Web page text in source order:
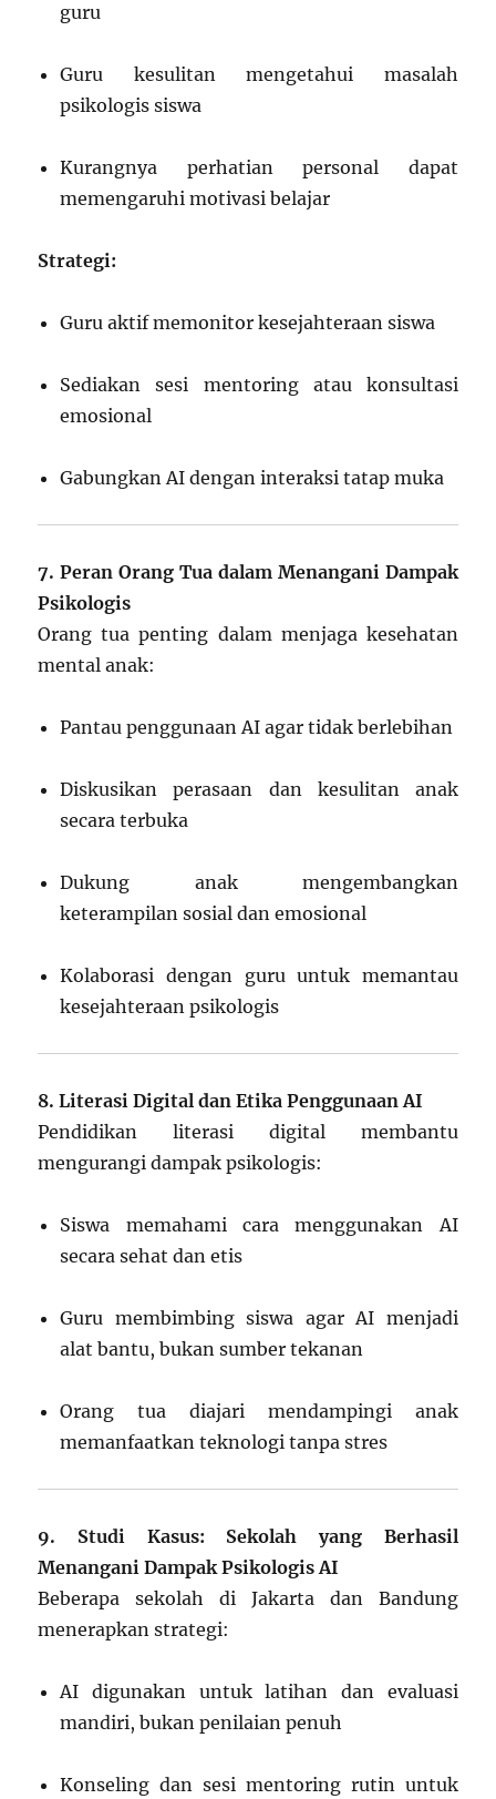
guru
Guru kesulitan mengetahui masalah
psikologis siswa
Kurangnya perhatian personal dapat
memengaruhi motivasi belajar
Strategi:
Guru aktif memonitor kesejahteraan siswa
Sediakan sesi mentoring atau konsultasi
emosional
Gabungkan AI dengan interaksi tatap muka
7. Peran Orang Tua dalam Menangani Dampak
Psikologis
Orang tua penting dalam menjaga kesehatan
mental anak:
Pantau penggunaan AI agar tidak berlebihan
Diskusikan perasaan dan kesulitan anak
secara terbuka
Dukung anak mengembangkan
keterampilan sosial dan emosional
Kolaborasi dengan guru untuk memantau
kesejahteraan psikologis
8. Literasi Digital dan Etika Penggunaan AI
Pendidikan literasi digital membantu
mengurangi dampak psikologis:
Siswa memahami cara menggunakan AI
secara sehat dan etis
Guru membimbing siswa agar AI menjadi
alat bantu, bukan sumber tekanan
Orang tua diajari mendampingi anak
memanfaatkan teknologi tanpa stres
9. Studi Kasus: Sekolah yang Berhasil
Menangani Dampak Psikologis AI
Beberapa sekolah di Jakarta dan Bandung
menerapkan strategi:
AI digunakan untuk latihan dan evaluasi
mandiri, bukan penilaian penuh
Konseling dan sesi mentoring rutin untuk